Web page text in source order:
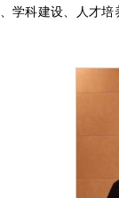
学科建设、人才